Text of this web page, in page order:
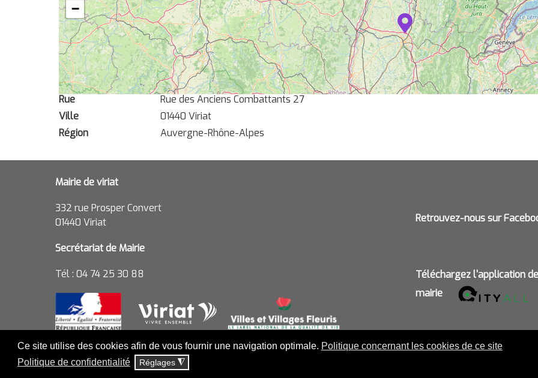
Ce site utilise des cookies afin de vous fournir une navigation optimale. Politique concernant les cookies de ce site
Politique de confidentialité
Réglages ◮
−
Rue
Rue des Anciens Combattants 27
Ville
01440 Viriat
Région
Auvergne-Rhône-Alpes
Mairie de viriat
332 rue Prosper Convert
01440 Viriat
Secrétariat de Mairie
Tél : 04 74 25 30 88
Retrouvez-nous sur
Téléchargez l'application
mairie
MENTIONS LÉGALES ET POLITIQUE DE CONFIDENTIALITÉ